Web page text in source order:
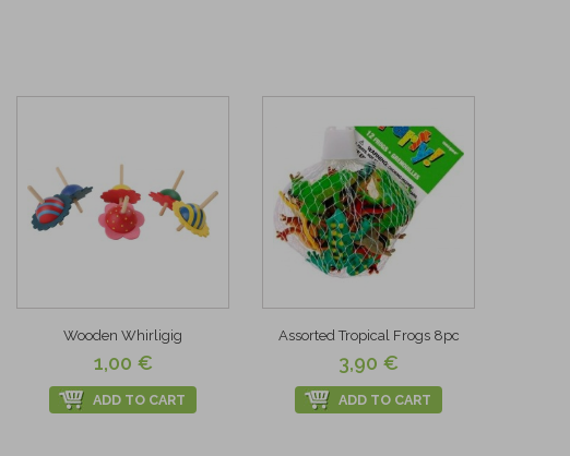
Wooden Whirligig
1,00 €
ADD TO CART
Assorted Tropical Frogs 8pc
3,90 €
ADD TO CART